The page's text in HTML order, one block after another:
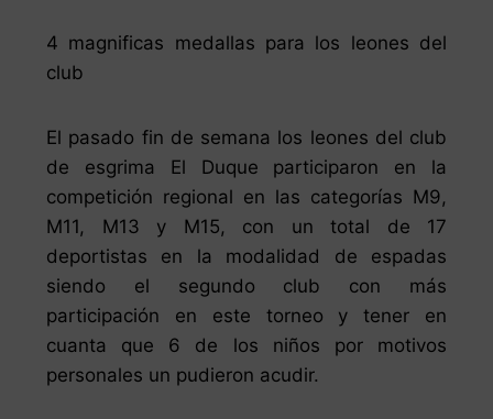
4 magnificas medallas para los leones del
club
El pasado fin de semana los leones del club
de esgrima El Duque participaron en la
competición regional en las categorías M9,
M11, M13 y M15, con un total de 17
deportistas en la modalidad de espadas
siendo el segundo club con más
participación en este torneo y tener en
cuanta que 6 de los niños por motivos
personales un pudieron acudir.